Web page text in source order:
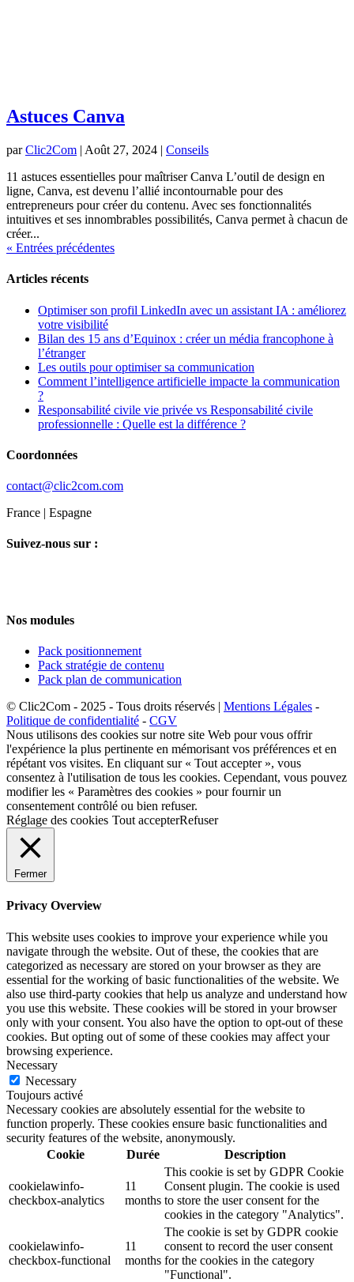
Astuces Canva
parClic2Com | Août 27, 2024 | Conseils
11 astuces essentielles pour maîtriser Canva L’outil de design en
ligne, Canva, est devenu l’allié incontournable pour des
entrepreneurs pour créer du contenu. Avec ses fonctionnalités
intuitives et ses innombrables possibilités, Canva permet à chacun de
créer...
« Entrées précédentes
Articles récents
Optimiser son profil LinkedIn avec un assistant IA : améliorez
votre visibilité
Bilan des 15 ans d’Equinox : créer un média francophone à
l’étranger
Les outils pour optimiser sa communication
Comment l’intelligence artificielle impacte la communication
?
Responsabilité civile vie privée vs Responsabilité civile
professionnelle : Quelle est la différence ?
Coordonnées
contact@clic2com.com
France | Espagne
Suivez-nous sur :
Nos modules
Pack positionnement
Pack stratégie de contenu
Pack plan de communication
© Clic2Com - 2025 - Tous droits réservés | Mentions Légales -
Politique de confidentialité - CGV
Nous utilisons des cookies sur notre site Web pour vous offrir
l'expérience la plus pertinente en mémorisant vos préférences et en
répétant vos visites. En cliquant sur « Tout accepter », vous
consentez à l'utilisation de tous les cookies. Cependant, vous pouvez
modifier les « Paramètres des cookies » pour fournir un
consentement contrôlé ou bien refuser.
Réglage des cookies Tout accepterRefuser
Fermer
Privacy Overview
This website uses cookies to improve your experience while you
navigate through the website. Out of these, the cookies that are
categorized as necessary are stored on your browser as they are
essential for the working of basic functionalities of the website. We
also use third-party cookies that help us analyze and understand how
you use this website. These cookies will be stored in your browser
only with your consent. You also have the option to opt-out of these
cookies. But opting out of some of these cookies may affect your
browsing experience.
Necessary
Necessary
Toujours activé
Necessary cookies are absolutely essential for the website to
function properly. These cookies ensure basic functionalities and
security features of the website, anonymously.
Cookie
Durée Description
cookielawinfo-
checkbox-analytics
11
months
This cookie is set by GDPR Cookie
Consent plugin. The cookie is used
to store the user consent for the
cookies in the category "Analytics".
cookielawinfo-
checkbox-functional
11
months
The cookie is set by GDPR cookie
consent to record the user consent
for the cookies in the category
"Functional".